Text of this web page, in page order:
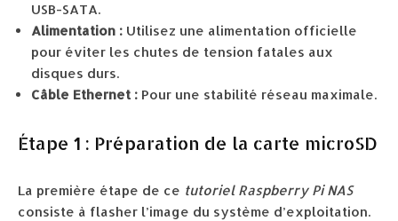
USB-SATA.
Alimentation : Utilisez une alimentation officielle
pour éviter les chutes de tension fatales aux
disques durs.
Câble Ethernet : Pour une stabilité réseau maximale.
Étape 1 : Préparation de la carte microSD
La première étape de ce tutoriel Raspberry Pi NAS
consiste à flasher l’image du système d’exploitation.